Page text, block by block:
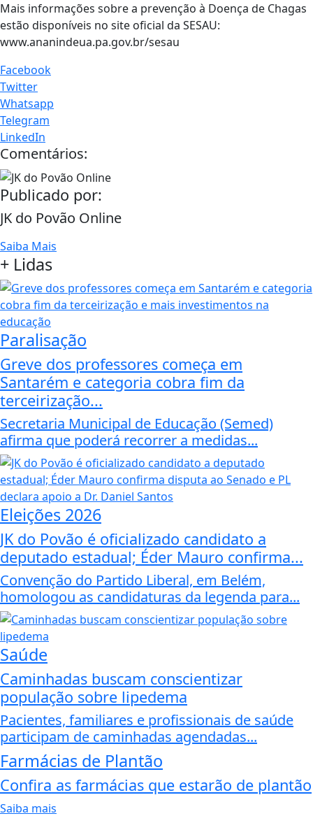
Mais informações sobre a prevenção à Doença de Chagas
estão disponíveis no site oficial da SESAU:
www.ananindeua.pa.gov.br/sesau
Facebook
Twitter
Whatsapp
Telegram
LinkedIn
Comentários:
Publicado por:
JK do Povão Online
Saiba Mais
+ Lidas
Paralisação
Greve dos professores começa em
Santarém e categoria cobra fim da
terceirização...
Secretaria Municipal de Educação (Semed)
afirma que poderá recorrer a medidas...
Eleições 2026
JK do Povão é oficializado candidato a
deputado estadual; Éder Mauro confirma...
Convenção do Partido Liberal, em Belém,
homologou as candidaturas da legenda para...
Saúde
Caminhadas buscam conscientizar
população sobre lipedema
Pacientes, familiares e profissionais de saúde
participam de caminhadas agendadas...
Farmácias de Plantão
Confira as farmácias que estarão de plantão
Saiba mais